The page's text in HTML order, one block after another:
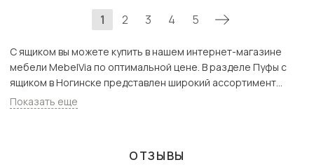
1 2 3 4 5
С ящиком вы можете купить в нашем интернет-магазине
мебели MebelVia по оптимальной цене. В разделе Пуфы с
ящиком в Ногинске представлен широкий ассортимент
товаров с доставкой в Москве и Подмосковью, включая
Ногинск. Всего товаров в категории «С ящиком» - 113 шт.
Показать еще
ОТЗЫВЫ